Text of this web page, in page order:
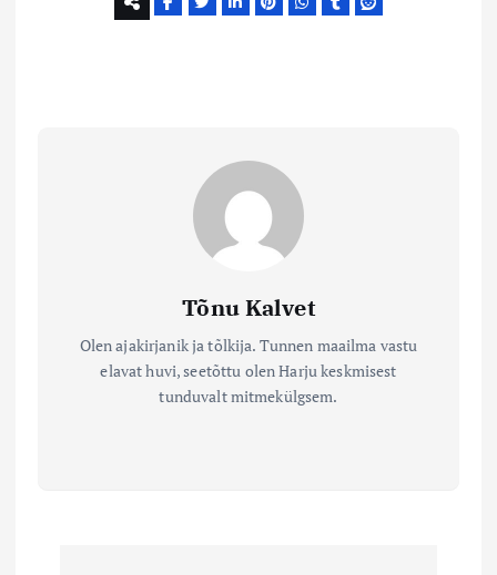
Tõnu Kalvet
Olen ajakirjanik ja tõlkija. Tunnen maailma vastu
elavat huvi, seetõttu olen Harju keskmisest
tunduvalt mitmekülgsem.